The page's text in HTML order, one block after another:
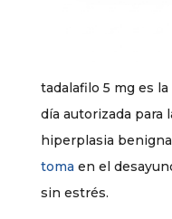
tadalafilo 5 mg es
día autorizada para
hiperplasia
toma en el
sin estrés.